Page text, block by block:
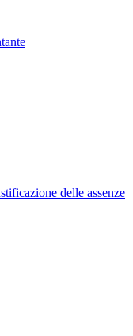
delle assenze